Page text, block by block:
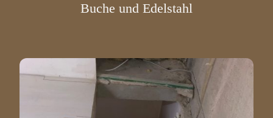
Buche und Edelstahl